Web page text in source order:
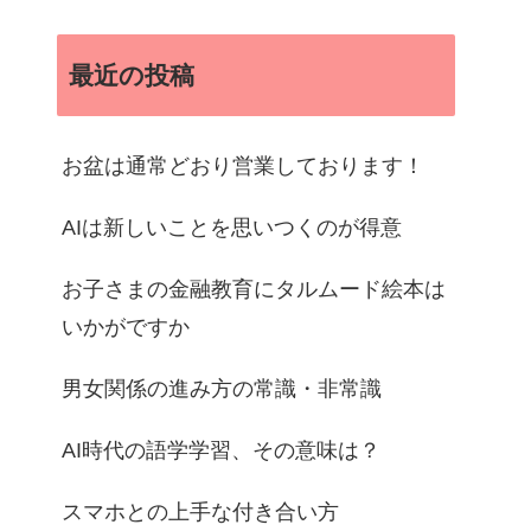
最近の投稿
お盆は通常どおり営業しております！
AIは新しいことを思いつくのが得意
お子さまの金融教育にタルムード絵本は
いかがですか
男女関係の進み方の常識・非常識
AI時代の語学学習、その意味は？
スマホとの上手な付き合い方